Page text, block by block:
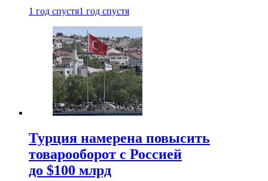
1 год спустя1 год спустя
Турция намерена повысить
товарооборот с Россией
до $100 млрд